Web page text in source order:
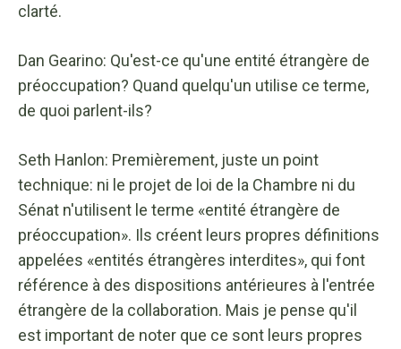
clarté.
Dan Gearino: Qu'est-ce qu'une entité étrangère de
préoccupation? Quand quelqu'un utilise ce terme,
de quoi parlent-ils?
Seth Hanlon: Premièrement, juste un point
technique: ni le projet de loi de la Chambre ni du
Sénat n'utilisent le terme «entité étrangère de
préoccupation». Ils créent leurs propres définitions
appelées «entités étrangères interdites», qui font
référence à des dispositions antérieures à l'entrée
étrangère de la collaboration. Mais je pense qu'il
est important de noter que ce sont leurs propres